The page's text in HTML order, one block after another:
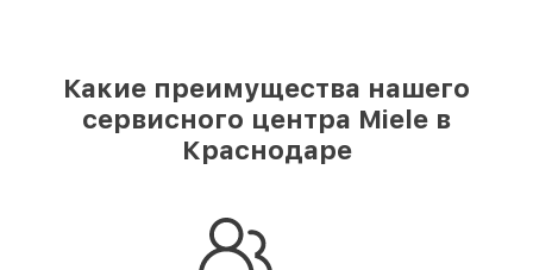
Какие преимущества нашего
сервисного центра Miele в
Краснодаре